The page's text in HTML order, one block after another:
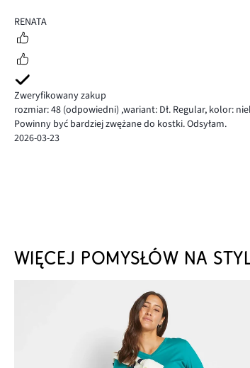
2
RENATA
Zweryfikowany zakup
rozmiar: 48 (odpowiedni) ,wariant: Dł. Regular, kolor:
Powinny być bardziej zwężane do kostki. Odsyłam.
2026-03-23
WIĘCEJ POMYSŁÓW NA